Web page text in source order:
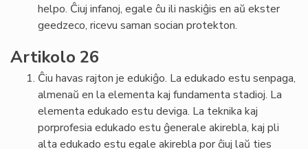
helpo. Ĉiuj infanoj, egale ĉu ili naskiĝis en aŭ ekster
geedzeco, ricevu saman socian protekton.
Artikolo 26
Ĉiu havas rajton je edukiĝo. La edukado estu senpaga,
almenaŭ en la elementa kaj fundamenta stadioj. La
elementa edukado estu deviga. La teknika kaj
porprofesia edukado estu ĝenerale akirebla, kaj pli
alta edukado estu egale akirebla por ĉiuj laŭ ties